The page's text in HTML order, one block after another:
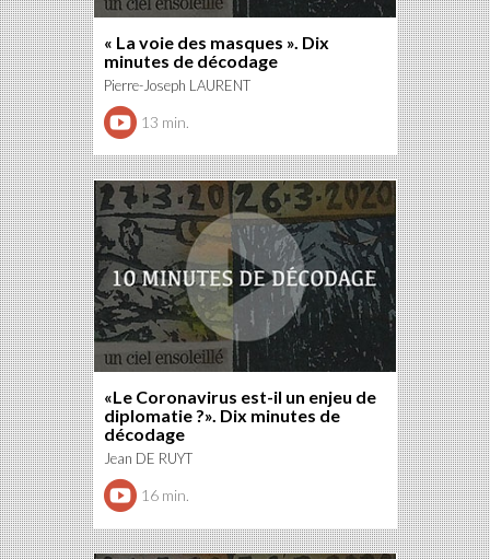
« La voie des masques ». Dix
minutes de décodage
Pierre-Joseph LAURENT
13 min.
«Le Coronavirus est-il un enjeu de
diplomatie ?». Dix minutes de
décodage
Jean DE RUYT
16 min.